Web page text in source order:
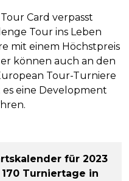
Card verpasst
Tour ins Leben
mit einem Höchstpreis
können auch an den
Tour-Turniere
eine Development
für 2023
Turniertage in